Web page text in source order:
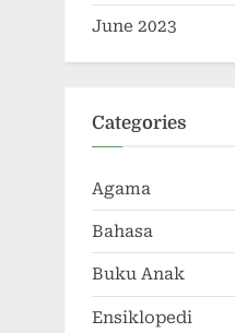
June 2023
Categories
Agama
Bahasa
Buku Anak
Ensiklopedi